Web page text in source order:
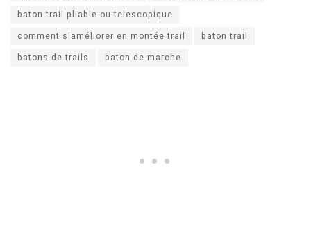
baton trail pliable ou telescopique
comment s'améliorer en montée trail
baton trail
batons de trails
baton de marche